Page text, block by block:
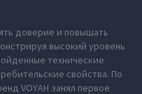
доверие и повышать
высокий уровень
технические
свойства. По
VOYAH занял первое